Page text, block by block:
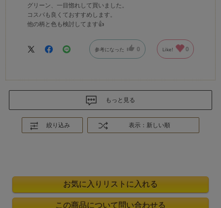
グリーン、一目惚れして買いました。
コスパも良くておすすめします。
他の柄と色も検討してます👍
参考になった 0 Like! 0
もっと見る
絞り込み 表示：新しい順